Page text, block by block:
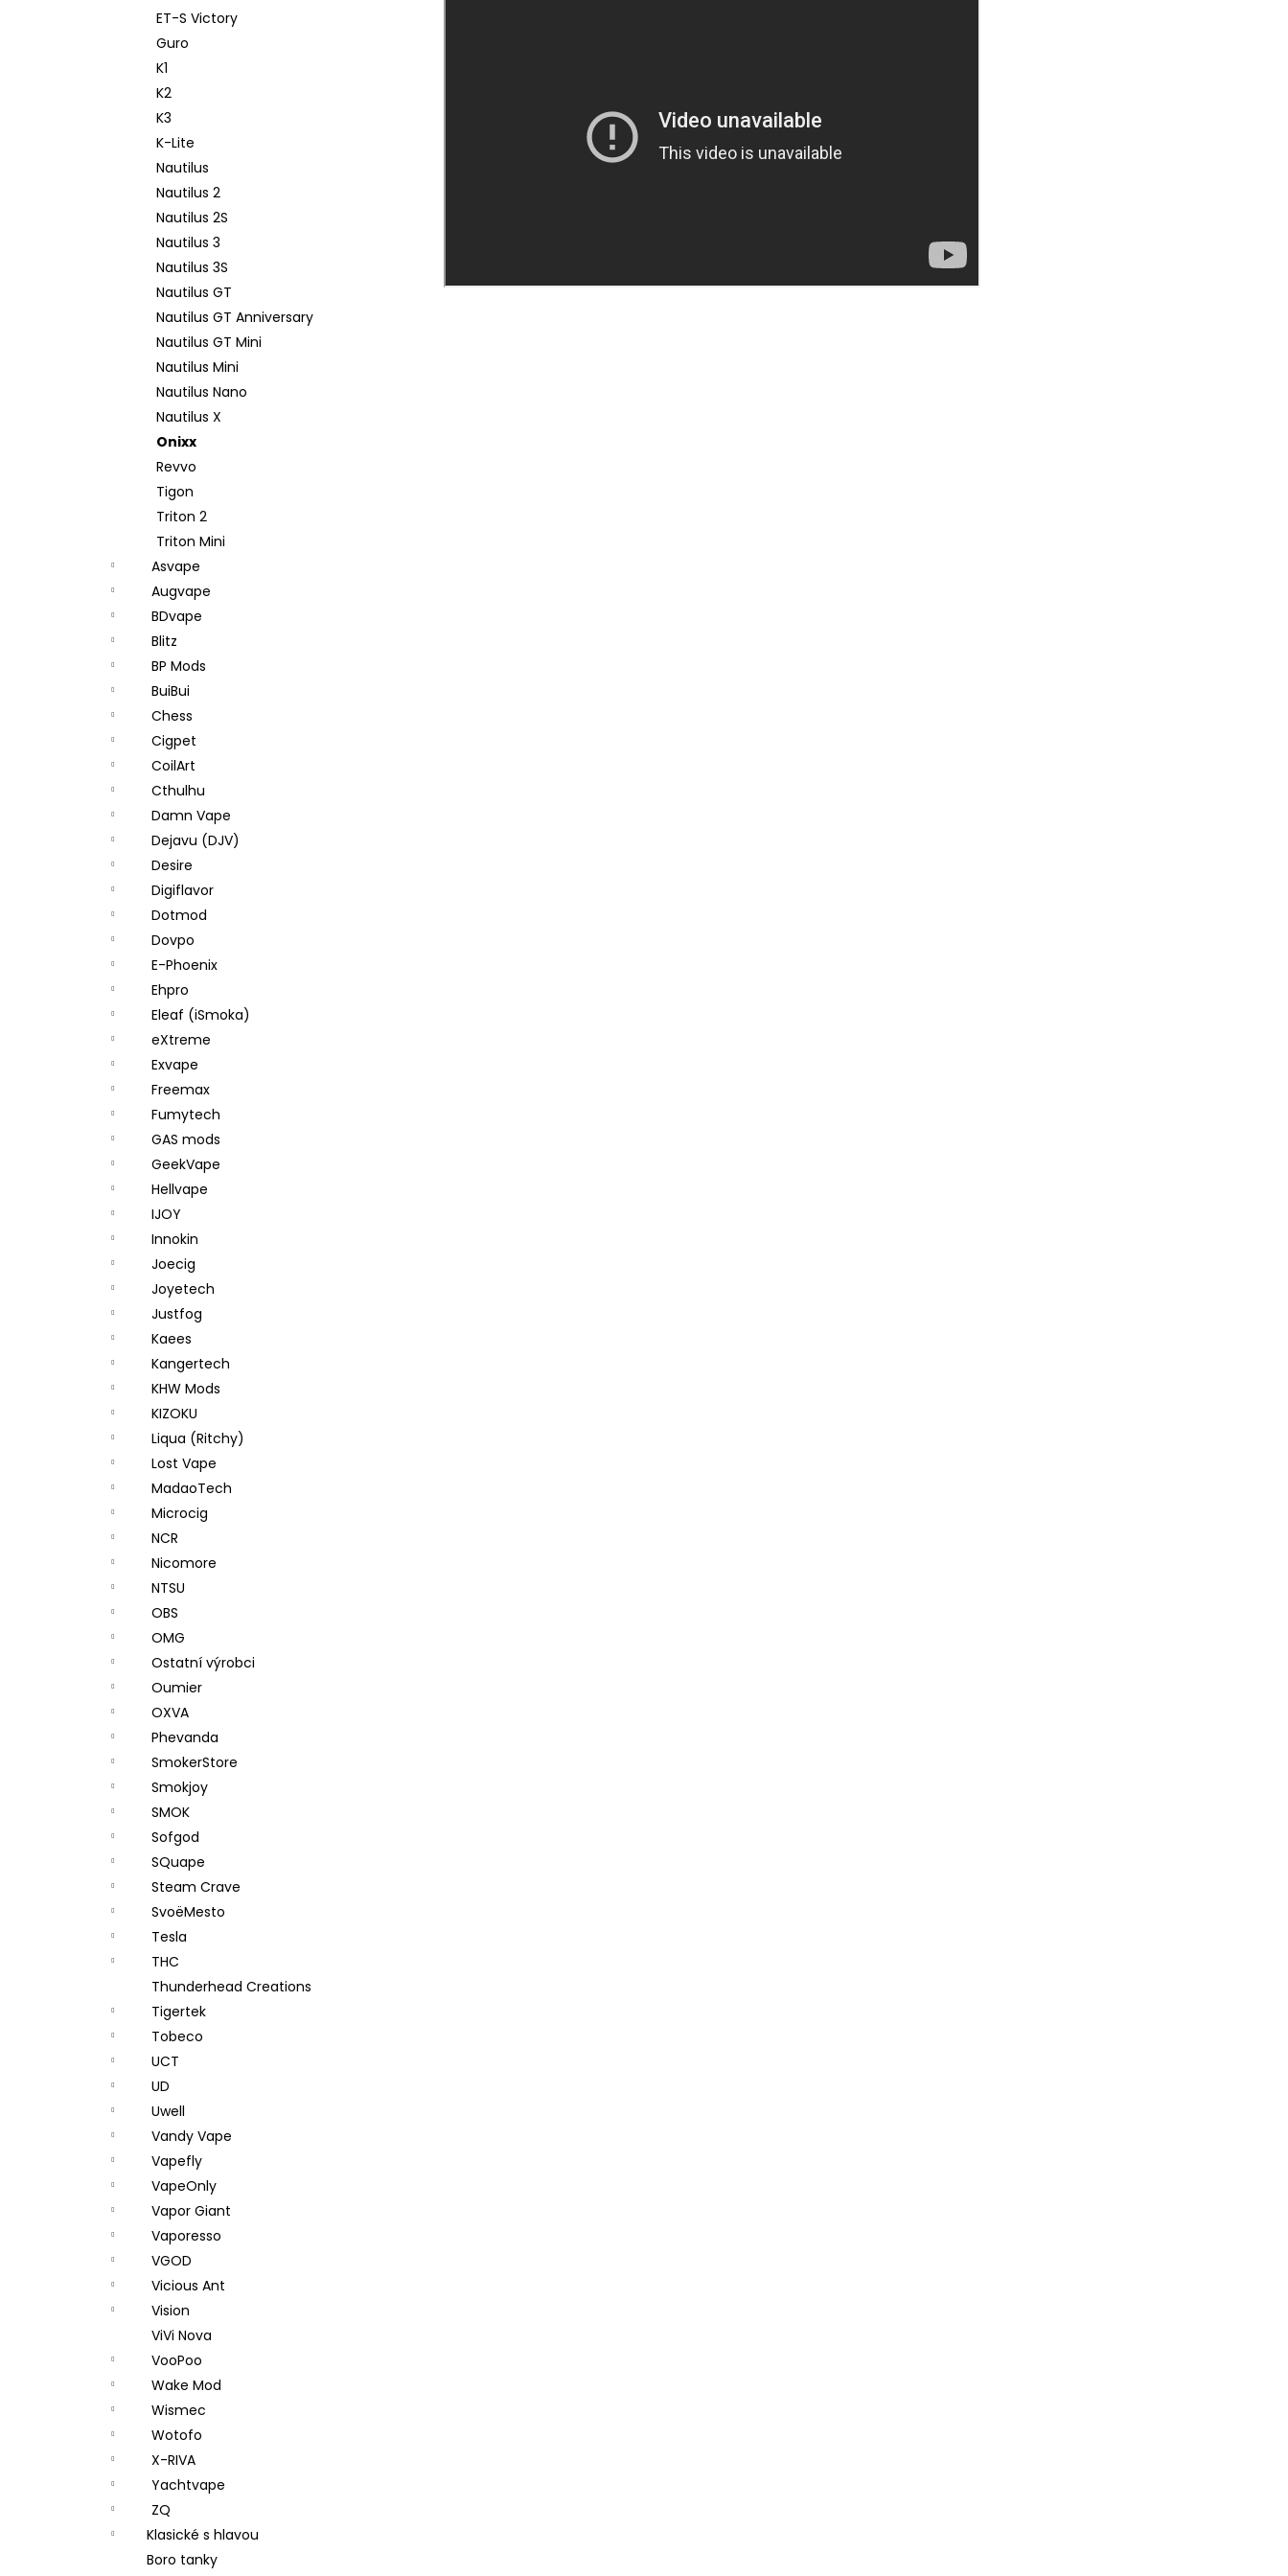
ET-S Victory
Guro
K1
K2
K3
K-Lite
Nautilus
Nautilus 2
Nautilus 2S
Nautilus 3
Nautilus 3S
Nautilus GT
Nautilus GT Anniversary
Nautilus GT Mini
Nautilus Mini
Nautilus Nano
Nautilus X
Onixx
Revvo
Tigon
Triton 2
Triton Mini
Asvape
Augvape
BDvape
Blitz
BP Mods
BuiBui
Chess
Cigpet
CoilArt
Cthulhu
Damn Vape
Dejavu (DJV)
Desire
Digiflavor
Dotmod
Dovpo
E-Phoenix
Ehpro
Eleaf (iSmoka)
eXtreme
Exvape
Freemax
Fumytech
GAS mods
GeekVape
Hellvape
IJOY
Innokin
Joecig
Joyetech
Justfog
Kaees
Kangertech
KHW Mods
KIZOKU
Liqua (Ritchy)
Lost Vape
MadaoTech
Microcig
NCR
Nicomore
NTSU
OBS
OMG
Ostatní výrobci
Oumier
OXVA
Phevanda
SmokerStore
Smokjoy
SMOK
Sofgod
SQuape
Steam Crave
SvoëMesto
Tesla
THC
Thunderhead Creations
Tigertek
Tobeco
UCT
UD
Uwell
Vandy Vape
Vapefly
VapeOnly
Vapor Giant
Vaporesso
VGOD
Vicious Ant
Vision
ViVi Nova
VooPoo
Wake Mod
Wismec
Wotofo
X-RIVA
Yachtvape
ZQ
Klasické s hlavou
Boro tanky